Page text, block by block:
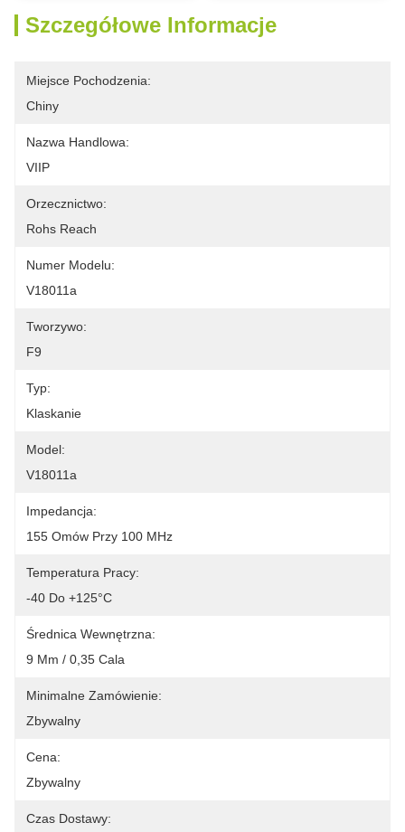
Szczegółowe Informacje
Miejsce Pochodzenia:
Chiny
Nazwa Handlowa:
VIIP
Orzecznictwo:
Rohs Reach
Numer Modelu:
V18011a
Tworzywo:
F9
Typ:
Klaskanie
Model:
V18011a
Impedancja:
155 Omów Przy 100 MHz
Temperatura Pracy:
-40 Do +125°C
Średnica Wewnętrzna:
9 Mm / 0,35 Cala
Minimalne Zamówienie:
Zbywalny
Cena:
Zbywalny
Czas Dostawy: